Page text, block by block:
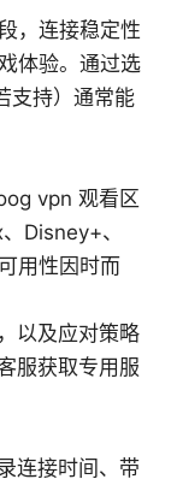
，连接稳定性
体验。通过选
支持）通常能
vpn 观看区
Disney+、
用性因时而
以及应对策略
服获取专用服
连接时间、带